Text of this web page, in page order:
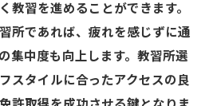
教習を進めることができます。
所であれば、疲れを感じずに通
集中度も向上します。教習所選
スタイルに合ったアクセスの良